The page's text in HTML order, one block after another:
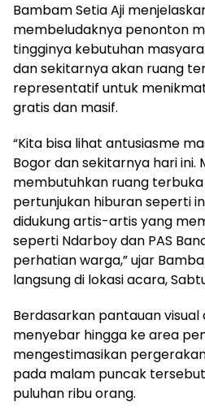
Bambam Setia Aji
membeludaknya penonton
tingginya kebutuhan
dan sekitarnya akan ruang
representatif untuk
gratis dan masif.
“Kita bisa lihat antusiasme
Bogor dan sekitarnya hari ini.
membutuhkan ruang
pertunjukan hiburan seperti
didukung artis-artis yang
seperti Ndarboy dan PAS
perhatian warga,” ujar
langsung di lokasi acara,
Berdasarkan pantauan
menyebar hingga ke area
mengestimasikan
pada malam puncak
puluhan ribu orang.